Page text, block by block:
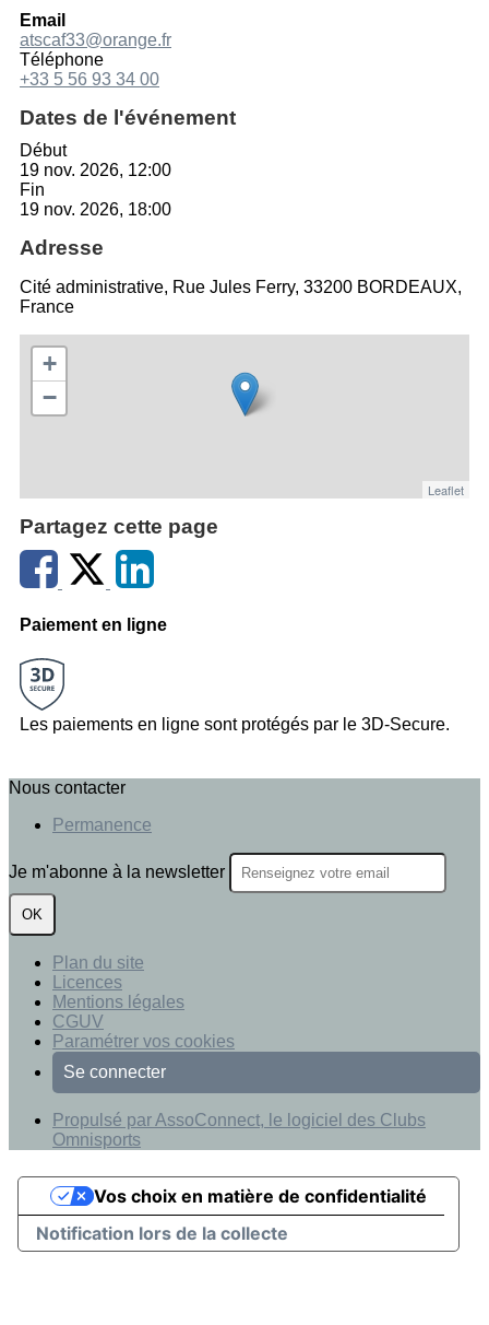
Email
atscaf33@orange.fr
Téléphone
+33 5 56 93 34 00
Dates de l'événement
Début
19 nov. 2026, 12:00
Fin
19 nov. 2026, 18:00
Adresse
Cité administrative, Rue Jules Ferry, 33200 BORDEAUX,
France
+
−
Leaflet
Partagez cette page
Paiement en ligne
Les paiements en ligne sont protégés par le 3D-Secure.
Nous contacter
Permanence
Je m'abonne à la newsletter
OK
Plan du site
Licences
Mentions légales
CGUV
Paramétrer vos cookies
Se connecter
Propulsé par AssoConnect, le logiciel des Clubs
Omnisports
Notification lors de la collecte
Vos choix en matière de confidentialité